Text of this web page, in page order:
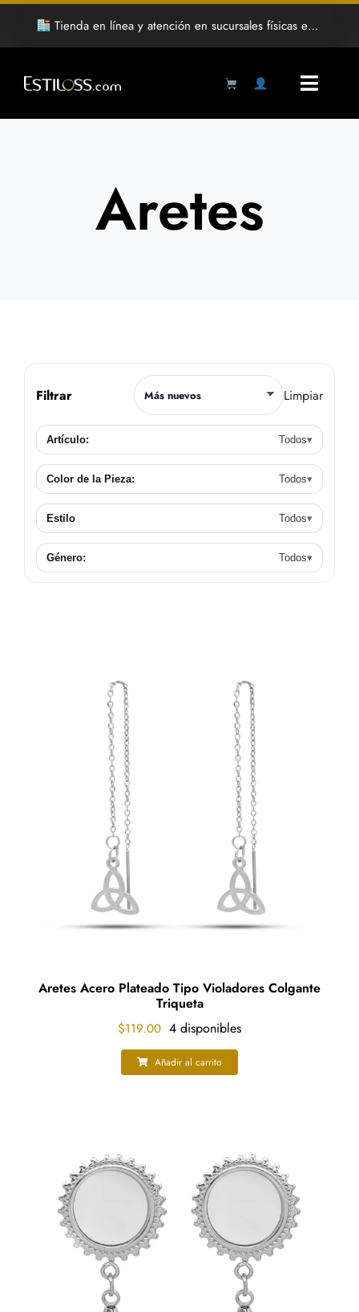
Saltar
contenido
Tienda en línea y atención en sucursales físicas en Hermosillo
Aretes
Filtrar Limpiar
Artículo: Todos▾
Color de la Pieza: Todos▾
Estilo Todos▾
Género: Todos▾
Aretes Acero Plateado Tipo Violadores Colgante
Triqueta
$119.00 4 disponibles
Añadir al carrito